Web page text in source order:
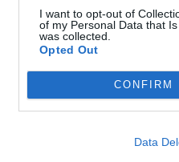
I want to opt-out of
of my Personal Data that
was collected.
Opted Out
CONFIRM
Data
INFANTIS